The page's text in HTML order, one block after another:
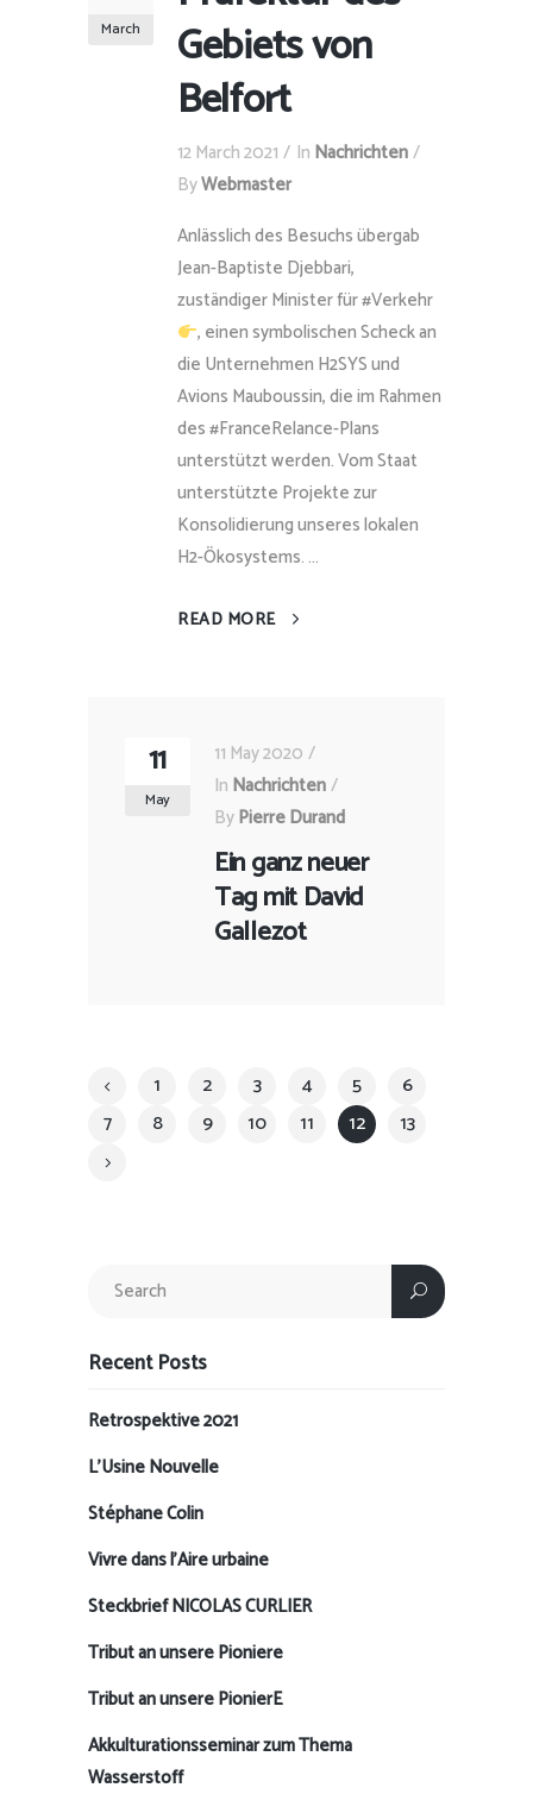
March
Gebiets von
Belfort
12 March 2021 In Nachrichten
ByWebmaster
Anlässlich des Besuchs übergab
Jean-Baptiste Djebbari,
zuständiger Minister für #Verkehr
, einen symbolischen Scheck an
die Unternehmen H2SYS und
Avions Mauboussin, die im Rahmen
des #FranceRelance-Plans
unterstützt werden. Vom Staat
unterstützte Projekte zur
Konsolidierung unseres lokalen
H2-Ökosystems. ...
READ MORE
11
May
11 May 2020
In Nachrichten
ByPierre Durand
Ein ganz neuer
Tag mit David
Gallezot
1 2 3 4 5
6
7
8 9 10 11 12 13
Recent Posts
Retrospektive 2021
L’Usine Nouvelle
Stéphane Colin
Vivre dans l’Aire urbaine
Steckbrief NICOLAS CURLIER
Tribut an unsere Pioniere
Tribut an unsere PionierE
Akkulturationsseminar zum Thema
Wasserstoff